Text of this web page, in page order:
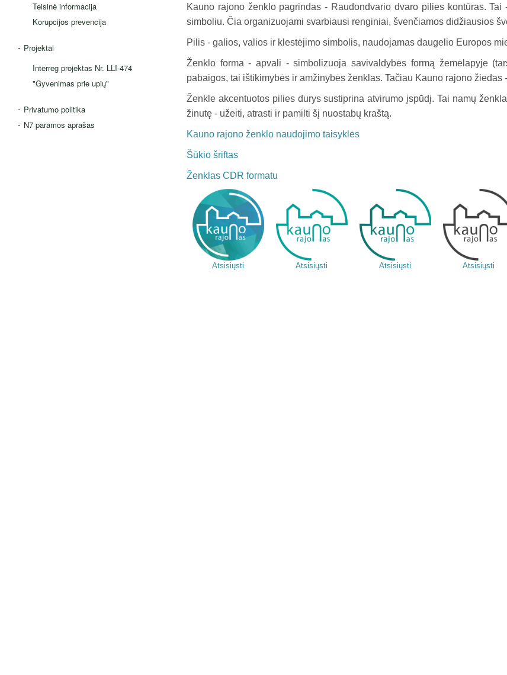
Teisinė informacija
Korupcijos prevencija
Projektai
Interreg projektas Nr. LLI-474
"Gyvenimas prie upių"
Privatumo politika
N7 paramos aprašas
Kauno rajono ženklo pagrindas - Raudondvario dvaro pilies kontūras.
simboliu. Čia organizuojami svarbiausi renginiai, švenčiamos didžiausios
Pilis - galios, valios ir klestėjimo simbolis, naudojamas daugelio Europos
Ženklo forma - apvali - simbolizuoja savivaldybės formą žemėlapyje
pabaigos, tai ištikimybės ir amžinybės ženklas. Tačiau Kauno rajono
Ženkle akcentuotos pilies durys sustiprina atvirumo įspūdį. Tai namų
žinutę - užeiti, atrasti ir pamilti šį nuostabų kraštą.
Kauno rajono ženklo naudojimo taisyklės
Šūkio šriftas
Ženklas CDR formatu
Atsisiųsti Atsisiųsti Atsisiųsti Atsisiųsti